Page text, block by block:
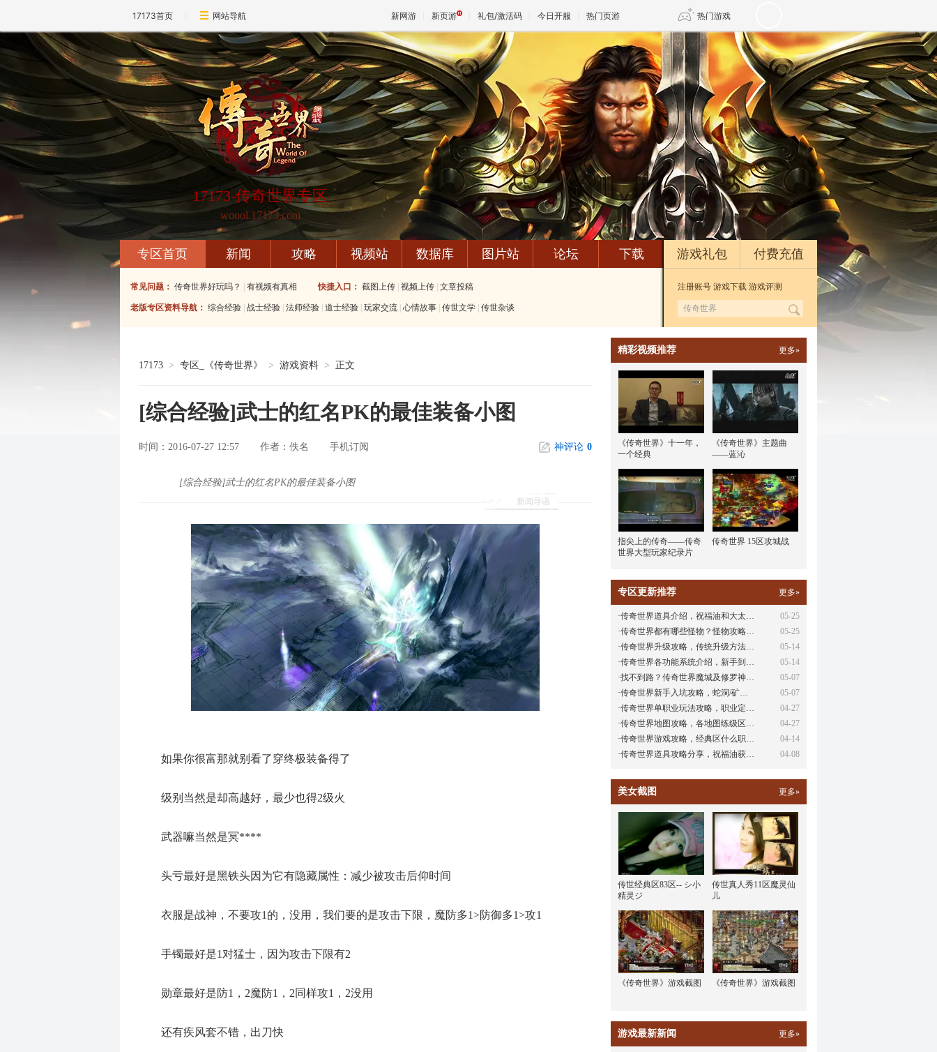
17173首页 网站导航 新网游 新页游 礼包/激活码 今日开服 热门页游 热门游戏
魔兽 DNF 传奇4
天堂 剑网3旗舰版 新天龙八部
王权与自由 诛仙世界 新仙侠5
17173-传奇世界专区
woool.17173.com
专区首页 新闻 攻略 视频站 数据库 图片站 论坛 下载
常见问题： 传奇世界好玩吗？ 有视频有真相 快捷入口： 截图上传 视频上传 文章投稿
老版专区资料导航： 综合经验 战士经验 法师经验 道士经验 玩家交流 心情故事 传世文学 传世杂谈
游戏礼包 付费充值
注册账号 游戏下载 游戏评测
*
17173 > 专区_《传奇世界》 > 游戏资料 > 正文
[综合经验]武士的红名PK的最佳装备小图
时间：2016-07-27 12:57 作者： 佚名 手机订阅 神评论 0
新闻导语
[综合经验]武士的红名PK的最佳装备小图
如果你很富那就别看了穿终极装备得了
级别当然是却高越好，最少也得2级火
武器嘛当然是冥****
头亏最好是黑铁头因为它有隐藏属性：减少被攻击后仰时间
衣服是战神，不要攻1的，没用，我们要的是攻击下限，魔防多1>防御多1>攻1
手镯最好是1对猛士，因为攻击下限有2
勋章最好是防1，2魔防1，2同样攻1，2没用
还有疾风套不错，出刀快
精彩视频推荐 更多»
《传奇世界》十一年，
一个经典
《传奇世界》主题曲
——蓝沁
指尖上的传奇——传奇
世界大型玩家纪录片
传奇世界 15区攻城战
专区更新推荐 更多»
05-25
·传奇世界道具介绍，祝福油和大太…
05-25
·传奇世界都有哪些怪物？怪物攻略…
05-14
·传奇世界升级攻略，传统升级方法…
05-14
·传奇世界各功能系统介绍，新手到…
05-07
·找不到路？传奇世界魔城及修罗神…
05-07
·传奇世界新手入坑攻略，蛇洞/矿…
04-27
·传奇世界单职业玩法攻略，职业定…
04-27
·传奇世界地图攻略，各地图练级区…
04-14
·传奇世界游戏攻略，经典区什么职…
04-08
·传奇世界道具攻略分享，祝福油获…
美女截图 更多»
传世经典区83区-- シ小
精灵ジ
传世真人秀11区魔灵仙
儿
《传奇世界》游戏截图 《传奇世界》游戏截图
游戏最新新闻 更多»